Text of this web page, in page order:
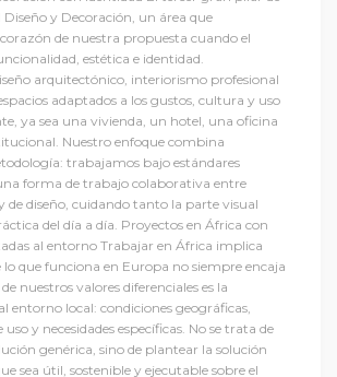
Diseño y Decoración, un área que
de nuestra propuesta cuando el
estética e identidad.
arquitectónico, interiorismo profesional
adaptados a los gustos, cultura y uso
ya sea una vivienda, un hotel, una oficina
Nuestro enfoque combina
trabajamos bajo estándares
forma de trabajo colaborativa entre
de diseño, cuidando tanto la parte visual
del día a día. Proyectos en África con
al entorno Trabajar en África implica
que funciona en Europa no siempre encaja
nuestros valores diferenciales es la
entorno local: condiciones geográficas,
y necesidades específicas. No se trata de
genérica, sino de plantear la solución
sea útil, sostenible y ejecutable sobre el